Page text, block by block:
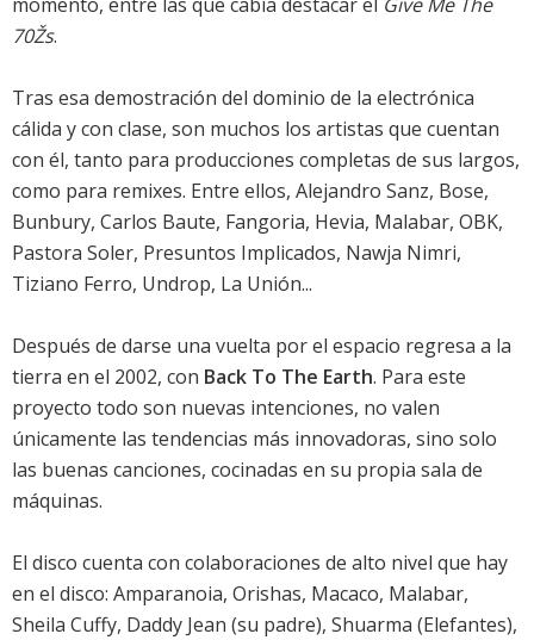
70Žs.
Tras esa demostración del dominio de la electrónica
cálida y con clase, son muchos los artistas que cuentan
con él, tanto para producciones completas de sus largos,
como para remixes. Entre ellos, Alejandro Sanz, Bose,
Bunbury, Carlos Baute, Fangoria, Hevia, Malabar, OBK,
Pastora Soler, Presuntos Implicados, Nawja Nimri,
Tiziano Ferro, Undrop, La Unión...
Después de darse una vuelta por el espacio regresa a la
tierra en el 2002, con Back To The Earth. Para este
proyecto todo son nuevas intenciones, no valen
únicamente las tendencias más innovadoras, sino solo
las buenas canciones, cocinadas en su propia sala de
máquinas.
El disco cuenta con colaboraciones de alto nivel que hay
en el disco: Amparanoia, Orishas, Macaco, Malabar,
Sheila Cuffy, Daddy Jean (su padre), Shuarma (Elefantes),